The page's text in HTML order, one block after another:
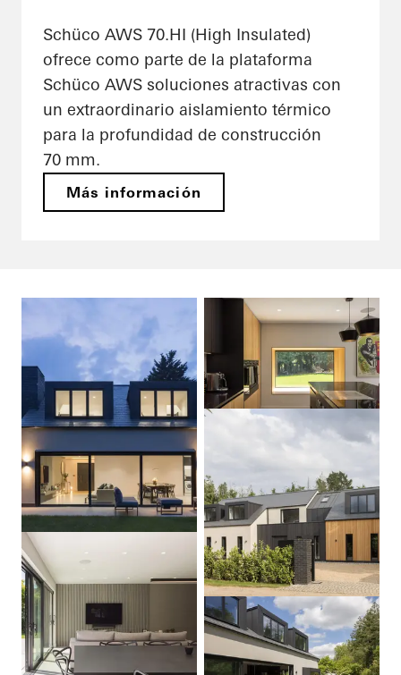
Schüco AWS 70.HI (High Insulated)
ofrece como parte de la plataforma
Schüco AWS soluciones atractivas con
un extraordinario aislamiento térmico
para la profundidad de construcción
70 mm.
Más información